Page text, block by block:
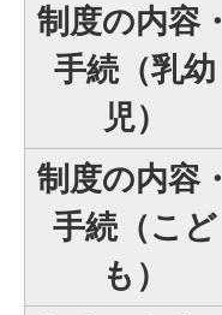
制度の内容・
手続（乳幼
児）
制度の内容・
手続（こど
も）